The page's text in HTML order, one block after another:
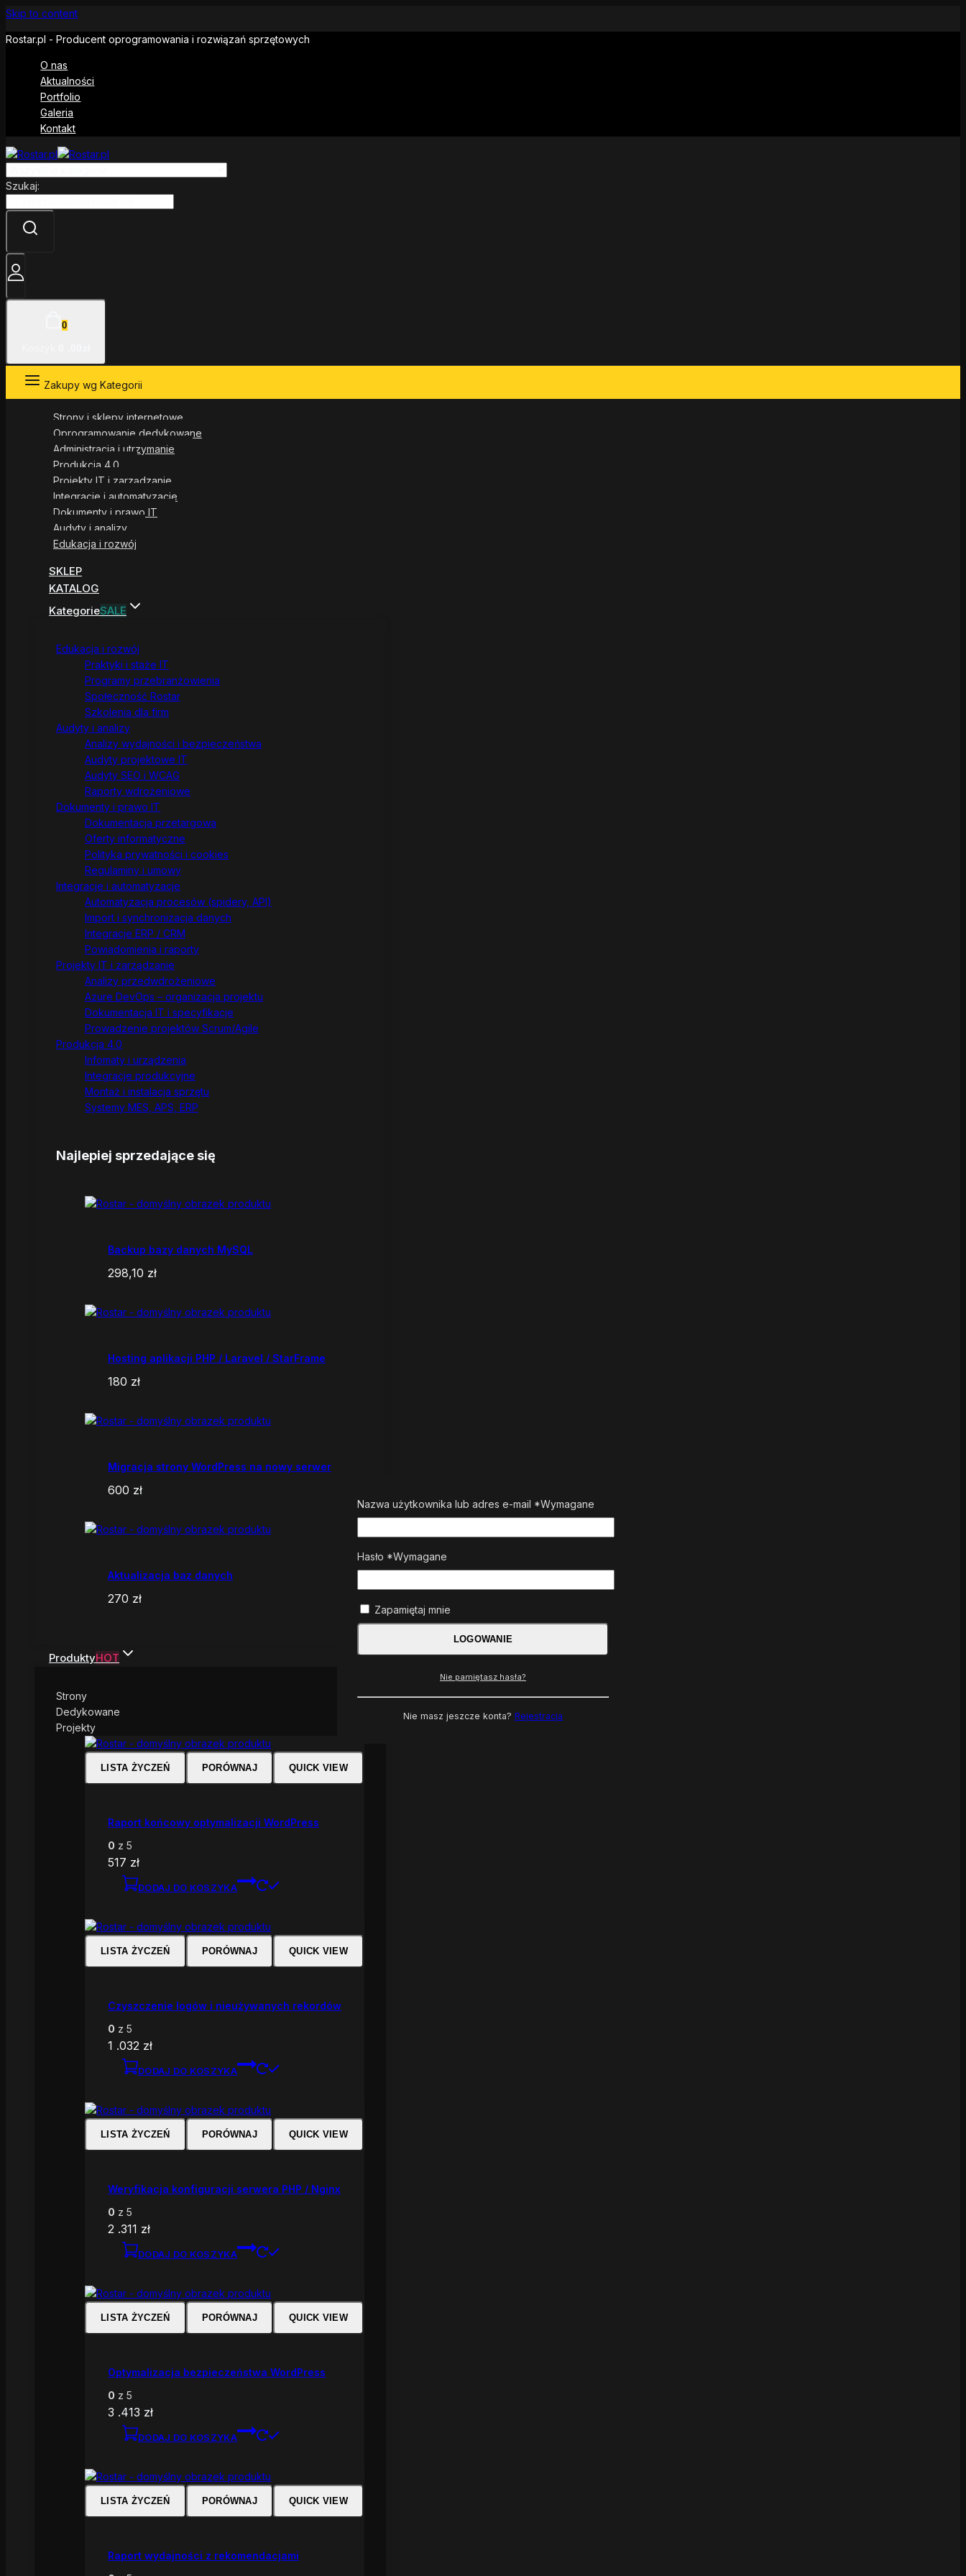
Skip to content
Rostar.pl - Producent oprogramowania i rozwiązań sprzętowych
O nas
Aktualności
Portfolio
Galeria
Kontakt
Szukaj:
0
Zakupy wg Kategorii
Strony i sklepy internetowe
Oprogramowanie dedykowane
Administracja i utrzymanie
Produkcja 4.0
Projekty IT i zarządzanie
Integracje i automatyzacje
Dokumenty i prawo IT
Audyty i analizy
Edukacja i rozwój
SKLEP
KATALOG
KategorieSALE
Edukacja i rozwój
Praktyki i staże IT
Programy przebranżowienia
Społeczność Rostar
Szkolenia dla firm
Audyty i analizy
Analizy wydajności i bezpieczeństwa
Audyty projektowe IT
Audyty SEO i WCAG
Raporty wdrożeniowe
Dokumenty i prawo IT
Dokumentacja przetargowa
Oferty informatyczne
Polityka prywatności i cookies
Regulaminy i umowy
Integracje i automatyzacje
Automatyzacja procesów (spidery, API)
Import i synchronizacja danych
Integracje ERP / CRM
Powiadomienia i raporty
Projekty IT i zarządzanie
Analizy przedwdrożeniowe
Azure DevOps – organizacja projektu
Dokumentacja IT i specyfikacje
Prowadzenie projektów Scrum/Agile
Produkcja 4.0
Infomaty i urządzenia
Integracje produkcyjne
Montaż i instalacja sprzętu
Systemy MES, APS, ERP
Najlepiej sprzedające się
Backup bazy danych MySQL
298,10 zł
Hosting aplikacji PHP / Laravel / StarFrame
180 zł
Migracja strony WordPress na nowy serwer
600 zł
Aktualizacja baz danych
270 zł
ProduktyHOT
Strony
Dedykowane
Projekty
LISTA ŻYCZEŃ PORÓWNAJ QUICK VIEW
Raport końcowy optymalizacji WordPress
0 z 5
517 zł
DODAJ DO KOSZYKA
LISTA ŻYCZEŃ PORÓWNAJ QUICK VIEW
Czyszczenie logów i nieużywanych rekordów
0 z 5
1 .032 zł
DODAJ DO KOSZYKA
LISTA ŻYCZEŃ PORÓWNAJ QUICK VIEW
Weryfikacja konfiguracji serwera PHP / Nginx
0 z 5
2 .311 zł
DODAJ DO KOSZYKA
LISTA ŻYCZEŃ PORÓWNAJ QUICK VIEW
Optymalizacja bezpieczeństwa WordPress
0 z 5
3 .413 zł
DODAJ DO KOSZYKA
LISTA ŻYCZEŃ PORÓWNAJ QUICK VIEW
Raport wydajności z rekomendacjami
Nazwa użytkownika lub adres e-mail *Wymagane
Hasło *Wymagane
Zapamiętaj mnie
LOGOWANIE
Nie pamiętasz hasła?
Nie masz jeszcze konta? Rejestracja